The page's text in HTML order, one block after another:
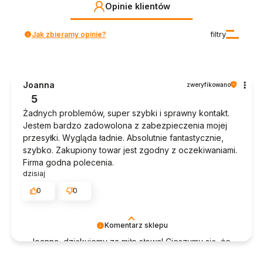
Opinie klientów
filtry
Jak zbieramy opinie?
Komentarz sklepu
Joanna, dziękujemy za miłe słowa! Cieszymy się, że
Joanna zweryfikowano
5
Żadnych problemów, super szybki i sprawny kontakt.
Jestem bardzo zadowolona z zabezpieczenia mojej
przesyłki. Wygląda ładnie. Absolutnie fantastycznie,
szybko. Zakupiony towar jest zgodny z oczekiwaniami.
Firma godna polecenia.
dzisiaj
0
0